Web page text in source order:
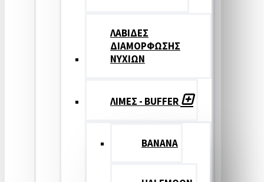
ΛΑΒΙΔΕΣ
ΔΙΑΜΟΡΦΩΣΗΣ
ΝΥΧΙΩΝ
ΛΙΜΕΣ - BUFFER
BANANA